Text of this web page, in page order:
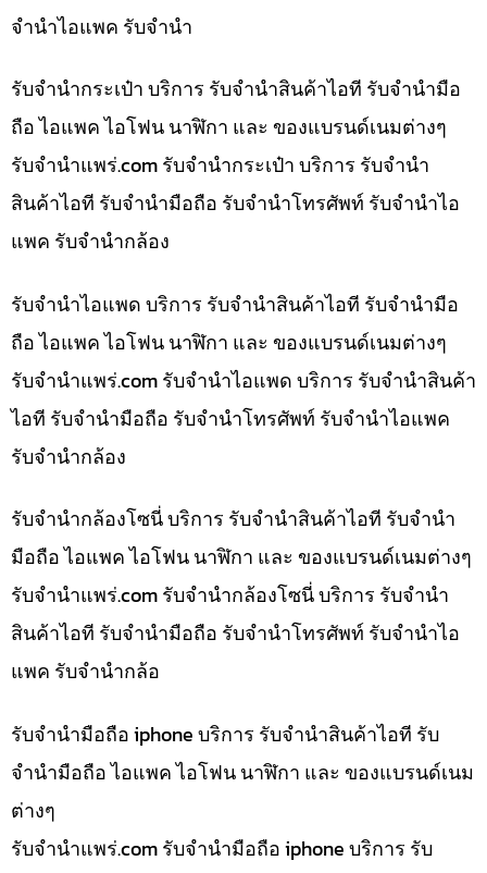
จำนำไอแพค รับจำนำ
รับจำนำกระเป๋า บริการ รับจำนำสินค้าไอที รับจำนำมือ
ถือ ไอแพค ไอโฟน นาฬิกา และ ของแบรนด์เนมต่างๆ
รับจํานําแพร่.com รับจำนำกระเป๋า บริการ รับจำนำ
สินค้าไอที รับจำนำมือถือ รับจำนำโทรศัพท์ รับจำนำไอ
แพค รับจำนำกล้อง
รับจำนำไอแพด บริการ รับจำนำสินค้าไอที รับจำนำมือ
ถือ ไอแพค ไอโฟน นาฬิกา และ ของแบรนด์เนมต่างๆ
รับจํานําแพร่.com รับจำนำไอแพด บริการ รับจำนำสินค้า
ไอที รับจำนำมือถือ รับจำนำโทรศัพท์ รับจำนำไอแพค
รับจำนำกล้อง
รับจำนำกล้องโซนี่ บริการ รับจำนำสินค้าไอที รับจำนำ
มือถือ ไอแพค ไอโฟน นาฬิกา และ ของแบรนด์เนมต่างๆ
รับจํานําแพร่.com รับจำนำกล้องโซนี่ บริการ รับจำนำ
สินค้าไอที รับจำนำมือถือ รับจำนำโทรศัพท์ รับจำนำไอ
แพค รับจำนำกล้อ
รับจำนำมือถือ iphone บริการ รับจำนำสินค้าไอที รับ
จำนำมือถือ ไอแพค ไอโฟน นาฬิกา และ ของแบรนด์เนม
ต่างๆ
รับจํานําแพร่.com รับจำนำมือถือ iphone บริการ รับ